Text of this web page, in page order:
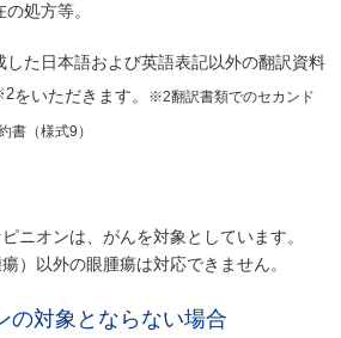
処方等。
た日本語および英語表記以外の翻訳資料
をいただきます。 ※2翻訳書類でのセカンド
書（様式9）
ニオンは、がんを対象としています。
）以外の眼腫瘍は対応できません。
の対象とならない場合